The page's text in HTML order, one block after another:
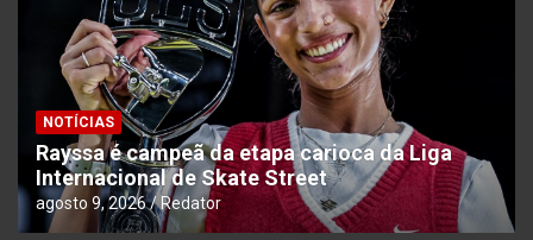
NOTÍCIAS
Rayssa é campeã da etapa carioca da Liga
Internacional de Skate Street
agosto 9, 2026 Redator